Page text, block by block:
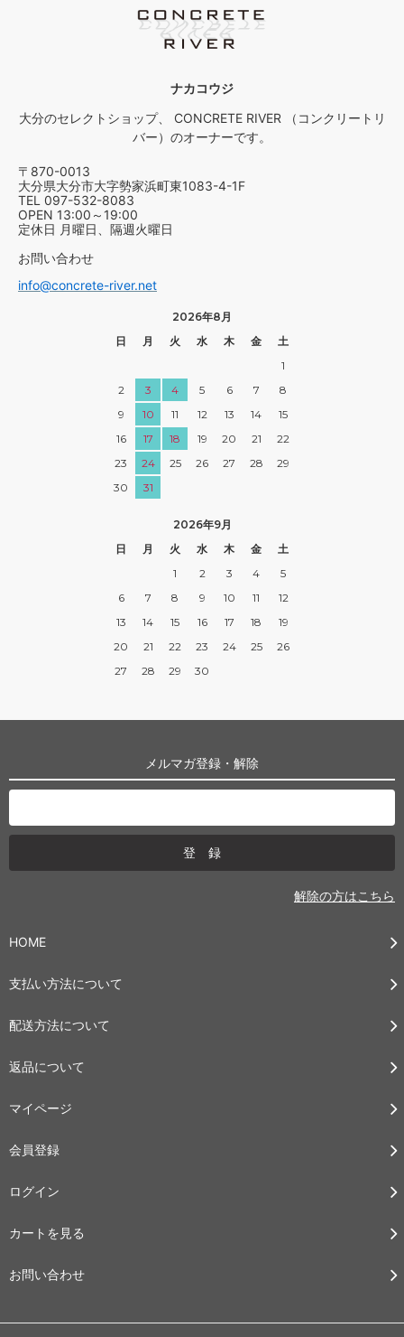
ナカコウジ
大分のセレクトショップ、 CONCRETE RIVER （コンクリートリ
バー）のオーナーです。
〒870-0013
大分県大分市大字勢家浜町東1083-4-1F
TEL 097-532-8083
OPEN 13:00～19:00
定休日 月曜日、隔週火曜日
お問い合わせ
info@concrete-river.net
2026年8月
日
月 火 水 木 金
土
1
2
3 4 5 6 7
8
9
10 11 12 13 14
15
16
17 18 19 20 21
22
23
24 25 26 27 28
29
30
31
2026年9月
日
月 火 水 木 金
土
1
2 3 4
5
6
7 8 9 10 11
12
13
14 15 16 17 18
19
20
21 22 23 24 25
26
27
28 29 30
メルマガ登録・解除
解除の方はこちら
HOME
支払い方法について
配送方法について
返品について
マイページ
会員登録
ログイン
カートを見る
お問い合わせ